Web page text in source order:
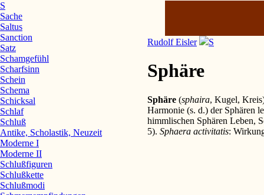
Rudolf Eisler S
Sphäre
Sphäre (sphaira, Kugel,
Harmonie (s. d.) der Sphären
himmlischen Sphären Leben,
5). Sphaera activitatis:
S
Sache
Saltus
Sanction
Satz
Schamgefühl
Scharfsinn
Schein
Schema
Schicksal
Schlaf
Schluß
Antike, Scholastik, Neuzeit
Moderne I
Moderne II
Schlußfiguren
Schlußkette
Schlußmodi